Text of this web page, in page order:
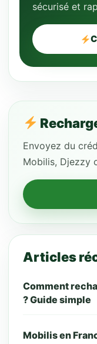
sécurisé et
Envoyez du
Mobilis, Djezzy
Articles
Comment
? Guide simple
Mobilis en